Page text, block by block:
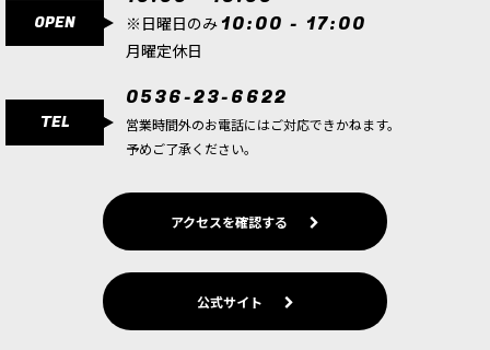
ロード（ナイトメア騎乗）
91-82]
8,300円(税込)
ゲーム「ウォーハンマー：エイジ・オヴ・シグマ
ー」ソウルブライト・グレイヴロードの勢力のヒ
ーローユニットの新シタデルミニチュア1体。武
器や装備オプションパーツも豊富に収録。より大
[ソウルブライト・グレイヴロード] バロウガード
91-84]
8,800
ただいま売り切れ中
ゲーム「ウォーハンマー：エイジ・オヴ・シグマ
OPEN ※日曜日のみ 10:00 - 17:00
月曜定休日
TEL
0536-23-6622
営業時間外のお電話にはご対応できかねます。
予めご了承ください。
アクセスを確認する
公式サイト